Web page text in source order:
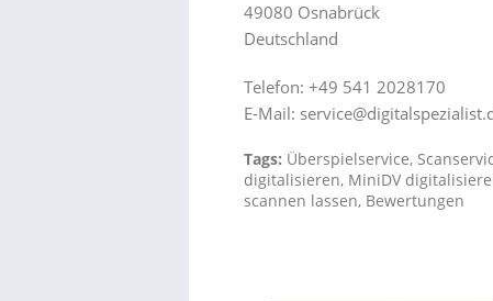
49080 Osnabrück
Deutschland
Telefon: +49 541 2028170
E-Mail:
Tags: Überspielservice,
digitalisieren, MiniDV
scannen lassen, Bewertungen